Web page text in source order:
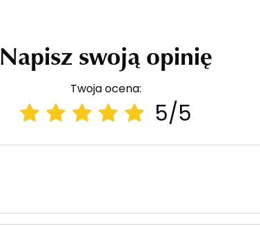
Napisz swoją opinię
Twoja ocena:
5/5